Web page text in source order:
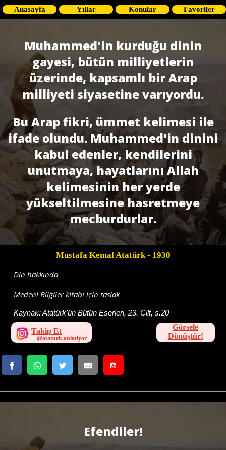
Anasayfa Yıllar Konular Favoriler
Muhammed'in kurduğu dinin
gayesi, bütün milliyetlerin
üzerinde, kapsamlı bir Arap
milliyeti siyasetine varıyordu.
Bu Arap fikri, ümmet kelimesi ile
ifade olundu. Muhammed'in dinini
kabul edenler, kendilerini
unutmaya, hayatlarını Allah
kelimesinin her yerde
yükseltilmesine hasretmeye
mecburdurlar.
Mustafa Kemal Atatürk- 1930
Din hakkında
Medeni Bilgiler kitabı için taslak
Kaynak:Atatürk'ün Bütün Eserleri, 23. Cilt, s.20
Takip Et
Görsele
Dönüştür!
Efendiler!